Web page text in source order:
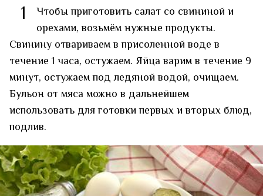
1
Чтобы приготовить салат со свининой и
орехами, возьмём нужные продукты.
Свинину отвариваем в присоленной воде в
течение 1 часа, остужаем. Яйца варим в течение 9
минут, остужаем под ледяной водой, очищаем.
Бульон от мяса можно в дальнейшем
использовать для готовки первых и вторых блюд,
подлив.